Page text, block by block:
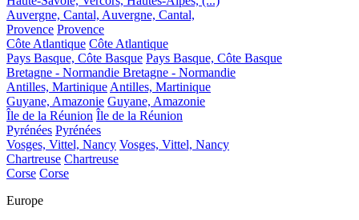
Auvergne, Cantal, Auvergne, Cantal,
Provence Provence
Côte Atlantique Côte Atlantique
Pays Basque, Côte Basque Pays Basque, Côte Basque
Bretagne - Normandie Bretagne - Normandie
Antilles, MartiniqueAntilles, Martinique
Guyane, Amazonie Guyane, Amazonie
Île de la Réunion Île de la Réunion
Pyrénées Pyrénées
Vosges, Vittel, Nancy Vosges, Vittel, Nancy
Chartreuse Chartreuse
Corse Corse
Europe